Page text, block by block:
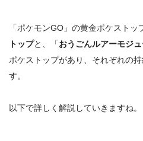
「ポケモンGO」の黄金ポケストッ
トップと、「おうごんルアーモジ
ポケストップがあり、それぞれの
す。
以下で詳しく解説していきますね。